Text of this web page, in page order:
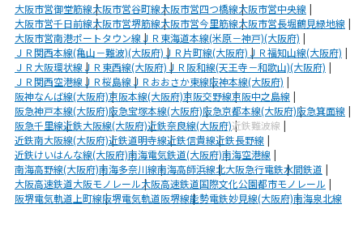
大阪市営御堂筋線大阪市営谷町線大阪市営四つ橋線大阪市営中央線
大阪市営千日前線大阪市営堺筋線大阪市営今里筋線大阪市営長堀鶴見緑地線
大阪市営南港ポートタウン線ＪＲ東海道本線(米原－神戸)(大阪府)
ＪＲ関西本線(亀山－難波)(大阪府)ＪＲ片町線(大阪府)ＪＲ福知山線(大阪府)
ＪＲ大阪環状線ＪＲ東西線(大阪府)ＪＲ阪和線(天王寺－和歌山)(大阪府)
ＪＲ関西空港線ＪＲ桜島線ＪＲおおさか東線阪神本線(大阪府)
阪神なんば線(大阪府)京阪本線(大阪府)京阪交野線京阪中之島線
阪急神戸本線(大阪府)阪急宝塚本線(大阪府)阪急京都本線(大阪府)阪急箕面線
阪急千里線近鉄大阪線(大阪府)近鉄奈良線(大阪府)近鉄難波線
近鉄南大阪線(大阪府)近鉄道明寺線近鉄信貴線近鉄長野線
近鉄けいはんな線(大阪府)南海電気鉄道(大阪府)南海空港線
南海高野線(大阪府)南海多奈川線南海高師浜線北大阪急行電鉄水間鉄道
大阪高速鉄道大阪モノレール大阪高速鉄道国際文化公園都市モノレール
阪堺電気軌道上町線阪堺電気軌道阪堺線能勢電鉄妙見線(大阪府)南海泉北線